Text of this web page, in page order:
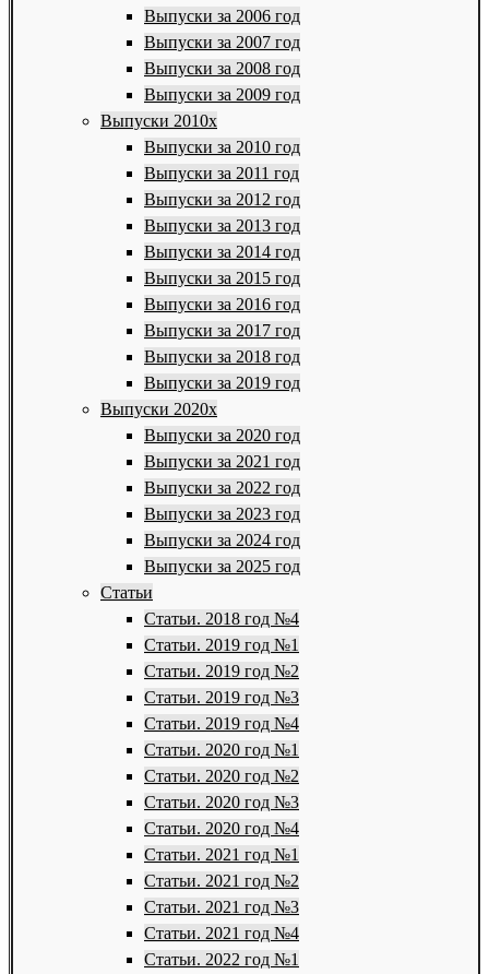
Выпуски за 2006 год
Выпуски за 2007 год
Выпуски за 2008 год
Выпуски за 2009 год
Выпуски 2010х
Выпуски за 2010 год
Выпуски за 2011 год
Выпуски за 2012 год
Выпуски за 2013 год
Выпуски за 2014 год
Выпуски за 2015 год
Выпуски за 2016 год
Выпуски за 2017 год
Выпуски за 2018 год
Выпуски за 2019 год
Выпуски 2020х
Выпуски за 2020 год
Выпуски за 2021 год
Выпуски за 2022 год
Выпуски за 2023 год
Выпуски за 2024 год
Выпуски за 2025 год
Статьи
Статьи. 2018 год №4
Статьи. 2019 год №1
Статьи. 2019 год №2
Статьи. 2019 год №3
Статьи. 2019 год №4
Статьи. 2020 год №1
Статьи. 2020 год №2
Статьи. 2020 год №3
Статьи. 2020 год №4
Статьи. 2021 год №1
Статьи. 2021 год №2
Статьи. 2021 год №3
Статьи. 2021 год №4
Статьи. 2022 год №1